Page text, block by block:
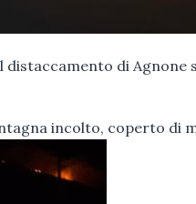
distaccamento di
incolto, coperto di